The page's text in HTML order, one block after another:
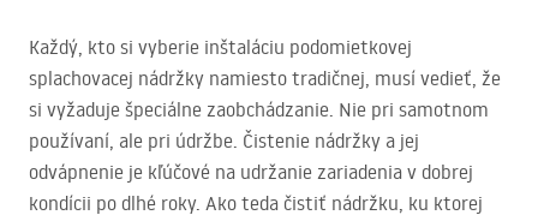
Každý, kto si vyberie inštaláciu podomietkovej
splachovacej nádržky namiesto tradičnej, musí vedieť, že
si vyžaduje špeciálne zaobchádzanie. Nie pri samotnom
používaní, ale pri údržbe. Čistenie nádržky a jej
odvápnenie je kľúčové na udržanie zariadenia v dobrej
kondícii po dlhé roky. Ako teda čistiť nádržku, ku ktorej